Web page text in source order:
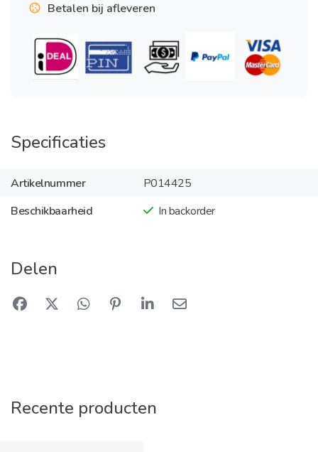
Betalen bij afleveren
Specificaties
Artikelnummer
P014425
Beschikbaarheid
In backorder
Delen
Recente producten